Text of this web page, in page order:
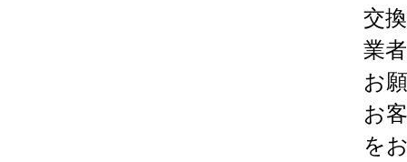
交
業
お
お
を